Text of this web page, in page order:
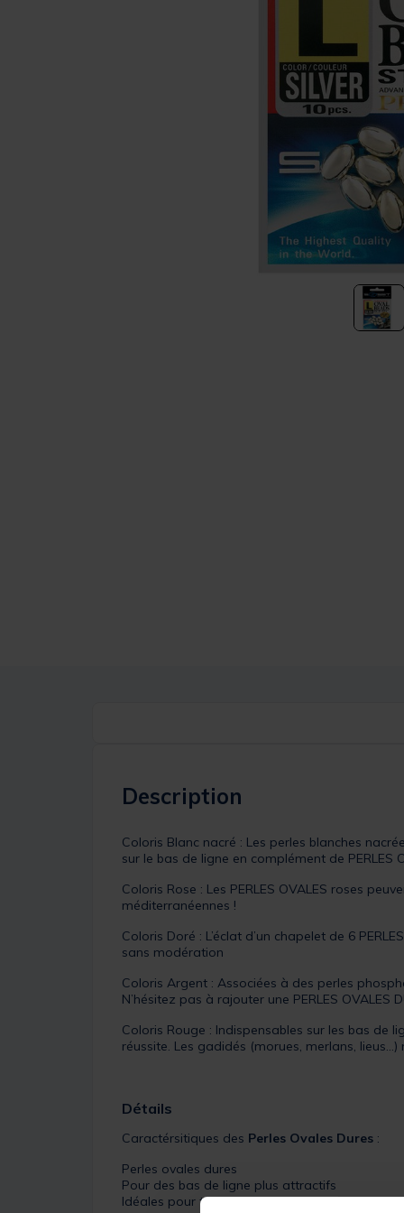
Description
Coloris Blanc nacré : Les perles blanches
sur le bas de ligne en complément de PERLES
Coloris Rose : Les PERLES OVALES roses
méditerranéennes !
Coloris Doré : L’éclat d’un chapelet de 6
sans modération
Coloris Argent : Associées à des perles
N’hésitez pas à rajouter une PERLES
Coloris Rouge : Indispensables sur les bas de
réussite. Les gadidés (morues, merlans,
Détails
Caractérsitiques des Perles Ovales Dures :
Perles ovales dures
Pour des bas de ligne plus attractifs
Idéales pour tous les poissons